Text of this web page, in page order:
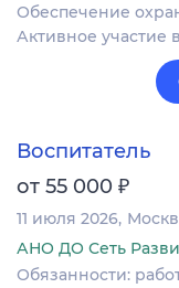
Обеспечение
Активное участие
Воспитатель
от 55 000 ₽
11 июля 2026
АНО ДО Сеть
Обязанности: